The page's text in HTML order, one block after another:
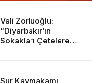
Vali Zorluoğlu:
“Diyarbakır’ın
Sokakları Çetelere
Sur Kaymakamı